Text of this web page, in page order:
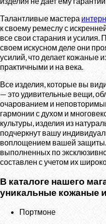
Талантливые мастера
к своему ремеслу с
все свои старания и
своем искусном деле они
усилий, что делает кожаные
практичными и на века.
Все изделия, которые вы
— это удивительные вещи,
очарованием и
гармонии с духом и
культуры, изделия из
подчеркнут вашу
воплощением вашей
выполненных по
составлен с учетом их
В каталоге нашего
уникальные кожаные
Портмоне